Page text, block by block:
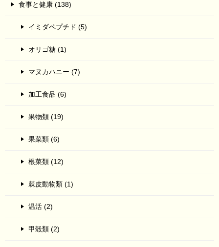
食事と健康 (138)
イミダペプチド (5)
オリゴ糖 (1)
マヌカハニー (7)
加工食品 (6)
果物類 (19)
果菜類 (6)
根菜類 (12)
棘皮動物類 (1)
温活 (2)
甲殻類 (2)